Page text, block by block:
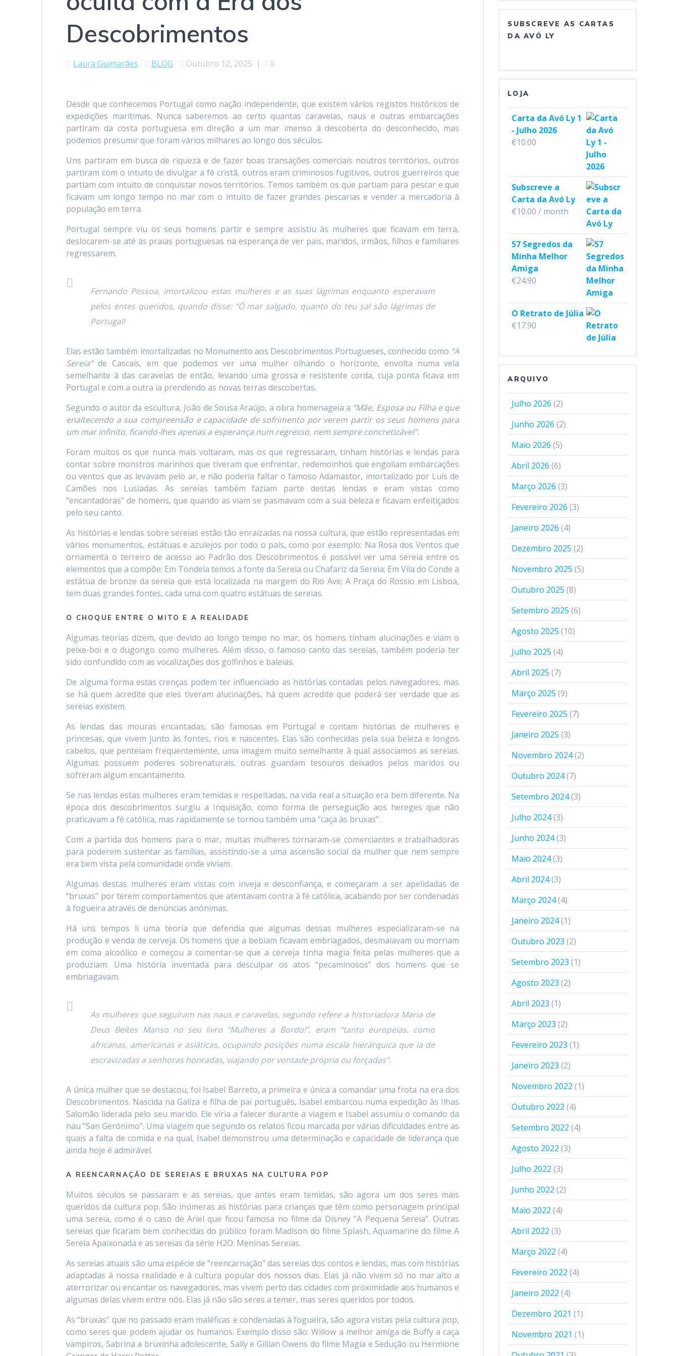
Descobrimentos
Laura Guimarães BLOG Outubro 12, 2025 | 0
Desde que conhecemos Portugal como nação independente, que existem vários registos históricos de
expedições marítimas. Nunca saberemos ao certo quantas caravelas, naus e outras embarcações
partiram da costa portuguesa em direção a um mar imenso à descoberta do desconhecido, mas
podemos presumir que foram vários milhares ao longo dos séculos.
Uns partiram em busca de riqueza e de fazer boas transações comerciais noutros territórios, outros
partiram com o intuito de divulgar a fé cristã, outros eram criminosos fugitivos, outros guerreiros que
partiam com intuito de conquistar novos territórios. Temos também os que partiam para pescar e que
ficavam um longo tempo no mar com o intuito de fazer grandes pescarias e vender a mercadoria à
população em terra.
Portugal sempre viu os seus homens partir e sempre assistiu às mulheres que ficavam em terra,
deslocarem-se até às praias portuguesas na esperança de ver pais, maridos, irmãos, filhos e familiares
regressarem.
Fernando Pessoa, imortalizou estas mulheres e as suas lágrimas enquanto esperavam
pelos entes queridos, quando disse: “Ó mar salgado, quanto do teu sal são lágrimas de
Portugal!
Elas estão também imortalizadas no Monumento aos Descobrimentos Portugueses, conhecido como “A
Sereia”de Cascais, em que podemos ver uma mulher olhando o horizonte, envolta numa vela
semelhante à das caravelas de então, levando uma grossa e resistente corda, cuja ponta ficava em
Portugal e com a outra ia prendendo as novas terras descobertas.
Segundo o autor da escultura, João de Sousa Araújo, a obra homenageia a “Mãe, Esposa ou Filha e que
enaltecendo a sua compreensão e capacidade de sofrimento por verem partir os seus homens para
um mar infinito, ficando-lhes apenas a esperança num regresso, nem sempre concretizável”.
Foram muitos os que nunca mais voltaram, mas os que regressaram, tinham histórias e lendas para
contar sobre monstros marinhos que tiveram que enfrentar, redemoinhos que engoliam embarcações
ou ventos que as levavam pelo ar, e não poderia faltar o famoso Adamastor, imortalizado por Luís de
Camões nos Lusíadas. As sereias também faziam parte destas lendas e eram vistas como
“encantadoras” de homens, que quando as viam se pasmavam com a sua beleza e ficavam enfeitiçados
pelo seu canto.
As histórias e lendas sobre sereias estão tão enraizadas na nossa cultura, que estão representadas em
vários monumentos, estátuas e azulejos por todo o país, como por exemplo: Na Rosa dos Ventos que
ornamenta o terreiro de acesso ao Padrão dos Descobrimentos é possível ver uma sereia entre os
elementos que a compõe; Em Tondela temos a fonte da Sereia ou Chafariz da Sereia; Em Vila do Conde a
estátua de bronze da sereia que está localizada na margem do Rio Ave; A Praça do Rossio em Lisboa,
tem duas grandes fontes, cada uma com quatro estátuas de sereias.
O CHOQUE ENTRE O MITO E A REALIDADE
Algumas teorias dizem, que devido ao longo tempo no mar, os homens tinham alucinações e viam o
peixe-boi e o dugongo como mulheres. Além disso, o famoso canto das sereias, também poderia ter
sido confundido com as vocalizações dos golfinhos e baleias.
De alguma forma estas crenças podem ter influenciado as histórias contadas pelos navegadores, mas
se há quem acredite que eles tiveram alucinações, há quem acredite que poderá ser verdade que as
sereias existem.
As lendas das mouras encantadas, são famosas em Portugal e contam histórias de mulheres e
princesas, que vivem junto às fontes, rios e nascentes. Elas são conhecidas pela sua beleza e longos
cabelos, que penteiam frequentemente, uma imagem muito semelhante à qual associamos as sereias.
Algumas possuem poderes sobrenaturais, outras guardam tesouros deixados pelos maridos ou
sofreram algum encantamento.
Se nas lendas estas mulheres eram temidas e respeitadas, na vida real a situação era bem diferente. Na
época dos descobrimentos surgiu a Inquisição, como forma de perseguição aos hereges que não
praticavam a fé católica, mas rapidamente se tornou também uma “caça às bruxas”.
Com a partida dos homens para o mar, muitas mulheres tornaram-se comerciantes e trabalhadoras
para poderem sustentar as famílias, assistindo-se a uma ascensão social da mulher que nem sempre
era bem vista pela comunidade onde viviam.
Algumas destas mulheres eram vistas com inveja e desconfiança, e começaram a ser apelidadas de
“bruxas” por terem comportamentos que atentavam contra à fé católica, acabando por ser condenadas
à fogueira através de denúncias anónimas.
Há uns tempos li uma teoria que defendia que algumas dessas mulheres especializaram-se na
produção e venda de cerveja. Os homens que a bebiam ficavam embriagados, desmaiavam ou morriam
em coma alcoólico e começou a comentar-se que a cerveja tinha magia feita pelas mulheres que a
produziam. Uma história inventada para desculpar os atos “pecaminosos” dos homens que se
embriagavam.
As mulheres que seguiram nas naus e caravelas, segundo refere a historiadora Maria de
Deus Beites Manso no seu livro “Mulheres a Bordo!”, eram“tanto europeias, como
africanas, americanas e asiáticas, ocupando posições numa escala hierárquica que ia de
escravizadas a senhoras honradas, viajando por vontade própria ou forçadas”.
A única mulher que se destacou, foi Isabel Barreto, a primeira e única a comandar uma frota na era dos
Descobrimentos. Nascida na Galiza e filha de pai português, Isabel embarcou numa expedição às Ilhas
Salomão liderada pelo seu marido. Ele viria a falecer durante a viagem e Isabel assumiu o comando da
nau “San Gerónimo”. Uma viagem que segundo os relatos ficou marcada por várias dificuldades entre as
quais a falta de comida e na qual, Isabel demonstrou uma determinação e capacidade de liderança que
ainda hoje é admirável.
A REENCARNAÇÃO DE SEREIAS E BRUXAS NA CULTURA POP
Muitos séculos se passaram e as sereias, que antes eram temidas, são agora um dos seres mais
queridos da cultura pop. São inúmeras as histórias para crianças que têm como personagem principal
uma sereia, como é o caso de Ariel que ficou famosa no filme da Disney “A Pequena Sereia”. Outras
sereias que ficaram bem conhecidas do público foram Madison do filme Splash, Aquamarine do filme A
Sereia Apaixonada e as sereias da série H2O: Meninas Sereias.
As sereias atuais são uma espécie de “reencarnação” das sereias dos contos e lendas, mas com histórias
adaptadas à nossa realidade e à cultura popular dos nossos dias. Elas já não vivem só no mar alto a
aterrorizar ou encantar os navegadores, mas vivem perto das cidades com proximidade aos humanos e
algumas delas vivem entre nós. Elas já não são seres a temer, mas seres queridos por todos.
As “bruxas” que no passado eram maléficas e condenadas à fogueira, são agora vistas pela cultura pop,
como seres que podem ajudar os humanos. Exemplo disso são: Willow a melhor amiga de Buffy a caça
vampiros, Sabrina a bruxinha adolescente, Sally e Gillian Owens do filme Magia e Sedução ou Hermione
k
a
SUBSCREVE AS CARTAS
DA AVÓ LY
LOJA
Carta da Avó Ly 1
- Julho 2026
€10.00
Subscreve a
Carta da Avó Ly
€10.00 / month
57 Segredos da
Minha Melhor
Amiga
€24.90
O Retrato de Júlia
€17.90
ARQUIVO
Julho 2026 (2)
Junho 2026 (2)
Maio 2026 (5)
Abril 2026 (6)
Março 2026 (3)
Fevereiro 2026 (3)
Janeiro 2026 (4)
Dezembro 2025 (2)
Novembro 2025 (5)
Outubro 2025 (8)
Setembro 2025 (6)
Agosto 2025 (10)
Julho 2025 (4)
Abril 2025 (7)
Março 2025 (9)
Fevereiro 2025 (7)
Janeiro 2025 (3)
Novembro 2024(2)
Outubro 2024(7)
Setembro 2024(3)
Julho 2024(3)
Junho 2024(3)
Maio 2024(3)
Abril 2024(3)
Março 2024(4)
Janeiro 2024(1)
Outubro 2023 (2)
Setembro 2023 (1)
Agosto 2023 (2)
Abril 2023 (1)
Março 2023 (2)
Fevereiro 2023 (1)
Janeiro 2023 (2)
Novembro 2022 (1)
Outubro 2022 (4)
Setembro 2022 (4)
Agosto 2022 (3)
Julho 2022 (3)
Junho 2022 (2)
Maio 2022 (4)
Abril 2022 (3)
Março 2022 (4)
Fevereiro 2022 (4)
Janeiro 2022 (4)
Dezembro 2021 (1)
Novembro 2021 (1)